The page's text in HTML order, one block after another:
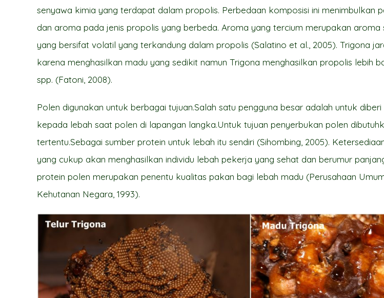
senyawa kimia yang terdapat dalam propolis. Perbedaan komposisi ini menimbulkan
dan aroma pada jenis propolis yang berbeda. Aroma yang tercium merupakan aroma
yang bersifat volatil yang terkandung dalam propolis (Salatino et al., 2005). Trigona
karena menghasilkan madu yang sedikit namun Trigona menghasilkan propolis lebih
spp. (Fatoni, 2008).
Polen digunakan untuk berbagai tujuan.Salah satu pengguna besar adalah untuk
kepada lebah saat polen di lapangan langka.Untuk tujuan penyerbukan polen
tertentu.Sebagai sumber protein untuk lebah itu sendiri (Sihombing, 2005).
yang cukup akan menghasilkan individu lebah pekerja yang sehat dan berumur
protein polen merupakan penentu kualitas pakan bagi lebah madu (Perusahaan
Kehutanan Negara, 1993).